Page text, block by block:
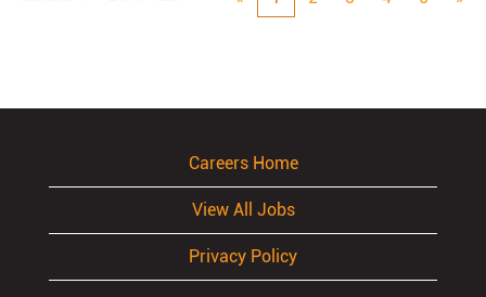
Careers Home
View All Jobs
Privacy Policy